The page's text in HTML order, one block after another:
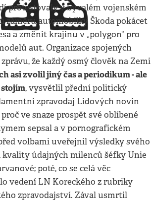
protestovaly v bývalém vojenském
záměru automobilky Škoda pokácet
a změnit krajinu v „polygon“ pro
aut. Organizace spojených
že každý osmý člověk na Zemi
asi zvolil jiný čas a periodikum - ale
, vysvětlil přední politický
zpravodaj Lidových novin
ve snaze prospět své oblíbené
sepsal a v pornografickém
volbami uveřejnil výsledky svého
kvality údajných milenců šéfky Unie
poté, co se celá věc
vedení LN Koreckého z rubriky
zpravodajství. Zával usmrtil